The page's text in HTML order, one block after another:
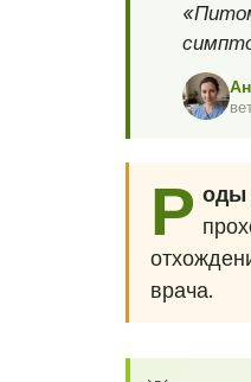
Р оды
врача.